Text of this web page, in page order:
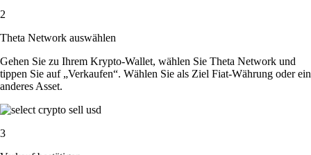
2
Theta Network auswählen
Gehen Sie zu Ihrem Krypto-Wallet, wählen Sie Theta Network und
tippen Sie auf „Verkaufen“. Wählen Sie als Ziel Fiat-Währung oder ein
anderes Asset.
3